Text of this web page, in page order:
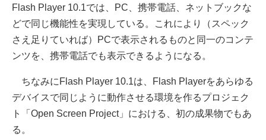
Flash Player 10.1では、PC、携帯電話、ネットブックな
どで同じ機能性を実現している。これにより（スペック
さえ足りていれば）PCで表示されるものと同一のコンテ
ンツを、携帯電話でも表示できるようになる。
ちなみにFlash Player 10.1は、Flash Playerをあらゆる
デバイスで同じように動作させる環境を作るプロジェク
ト「Open Screen Project」における、初の成果物でもあ
る。